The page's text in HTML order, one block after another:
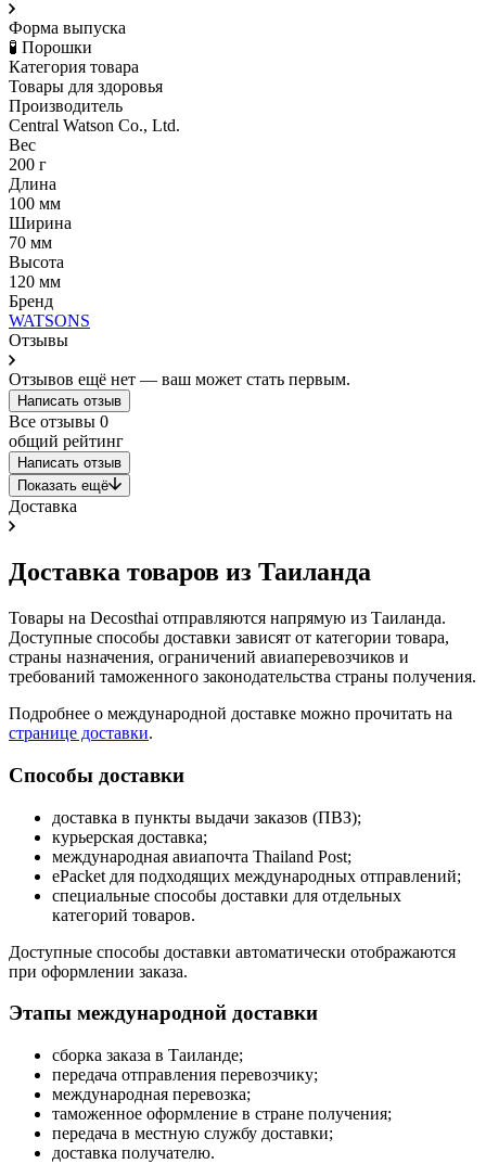
Форма выпуска
🧪 Порошки
Категория товара
Товары для здоровья
Производитель
Central Watson Co., Ltd.
Вес
200 г
Длина
100 мм
Ширина
70 мм
Высота
120 мм
Бренд
WATSONS
Отзывы
Отзывов ещё нет — ваш может стать первым.
Написать отзыв
Все отзывы 0
общий рейтинг
Написать отзыв
Показать ещё
Доставка
Доставка товаров из Таиланда
Товары на Decosthai отправляются напрямую из Таиланда.
Доступные способы доставки зависят от категории товара,
страны назначения, ограничений авиаперевозчиков и
требований таможенного законодательства страны получения.
Подробнее о международной доставке можно прочитать на
странице доставки.
Способы доставки
доставка в пункты выдачи заказов (ПВЗ);
курьерская доставка;
международная авиапочта Thailand Post;
ePacket для подходящих международных отправлений;
специальные способы доставки для отдельных
категорий товаров.
Доступные способы доставки автоматически отображаются
при оформлении заказа.
Этапы международной доставки
сборка заказа в Таиланде;
передача отправления перевозчику;
международная перевозка;
таможенное оформление в стране получения;
передача в местную службу доставки;
доставка получателю.